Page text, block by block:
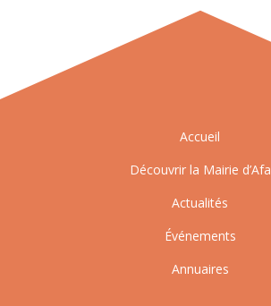
Accueil
Découvrir la Mairie d’Afa
Actualités
Événements
Annuaires